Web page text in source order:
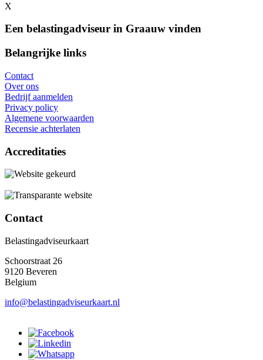
X
Een belastingadviseur in Graauw vinden
Belangrijke links
Contact
Over ons
Bedrijf aanmelden
Privacy policy
Algemene voorwaarden
Recensie achterlaten
Accreditaties
Contact
Belastingadviseurkaart
Schoorstraat 26
9120 Beveren
Belgium
info@belastingadviseurkaart.nl